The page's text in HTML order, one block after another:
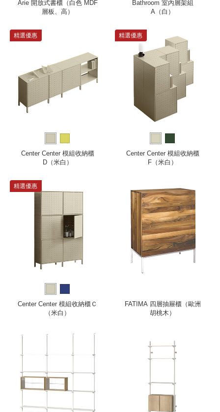
Arie 開放式書櫃（白色 MDF
層板、高）
Bathroom 室內層架組
A（白）
精選優惠
Center Center 模組收納櫃
D（米白）
精選優惠
Center Center 模組收納櫃
F（米白）
精選優惠
Center Center 模組收納櫃Ｃ
（米白）
FATIMA 四層抽屜櫃（歐洲
胡桃木）